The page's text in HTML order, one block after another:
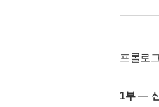
프롤로
1부 ―